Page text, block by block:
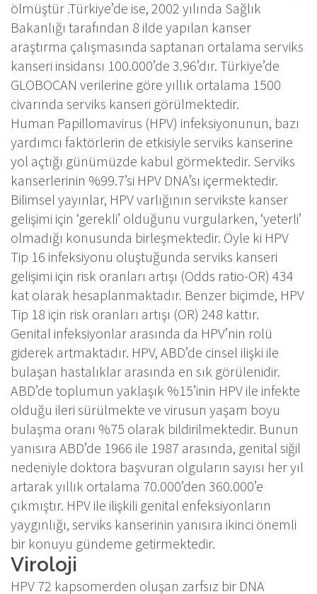
ölmüştür .Türkiye’de ise, 2002 yılında Sağlık
Bakanlığı tarafından 8 ilde yapılan kanser
araştırma çalışmasında saptanan ortalama serviks
kanseri insidansı 100.000’de 3.96’dır. Türkiye’de
GLOBOCAN verilerine göre yıllık ortalama 1500
civarında serviks kanseri görülmektedir.
Human Papillomavirus (HPV) infeksiyonunun, bazı
yardımcı faktörlerin de etkisiyle serviks kanserine
yol açtığı günümüzde kabul görmektedir. Serviks
kanserlerinin %99.7’si HPV DNA’sı içermektedir.
Bilimsel yayınlar, HPV varlığının servikste kanser
gelişimi için ‘gerekli’ olduğunu vurgularken, ‘yeterli’
olmadığı konusunda birleşmektedir. Öyle ki HPV
Tip 16 infeksiyonu oluştuğunda serviks kanseri
gelişimi için risk oranları artışı (Odds ratio-OR) 434
kat olarak hesaplanmaktadır. Benzer biçimde, HPV
Tip 18 için risk oranları artışı (OR) 248 kattır.
Genital infeksiyonlar arasında da HPV’nin rolü
giderek artmaktadır. HPV, ABD’de cinsel ilişki ile
bulaşan hastalıklar arasında en sık görülenidir.
ABD’de toplumun yaklaşık %15’inin HPV ile infekte
olduğu ileri sürülmekte ve virusun yaşam boyu
bulaşma oranı %75 olarak bildirilmektedir. Bunun
yanısıra ABD’de 1966 ile 1987 arasında, genital siğil
nedeniyle doktora başvuran olguların sayısı her yıl
artarak yıllık ortalama 70.000’den 360.000’e
çıkmıştır. HPV ile ilişkili genital enfeksiyonların
yaygınlığı, serviks kanserinin yanısıra ikinci önemli
bir konuyu gündeme getirmektedir.
Viroloji
HPV 72 kapsomerden oluşan zarfsız bir DNA